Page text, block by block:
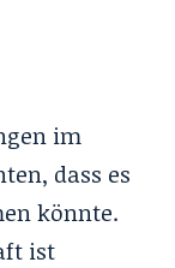
im
dass es
könnte.
ist